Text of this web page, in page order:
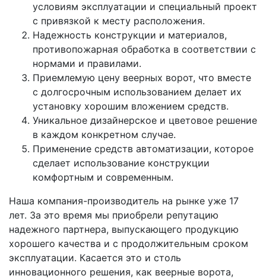
условиям эксплуатации и специальный проект
с привязкой к месту расположения.
Надежность конструкции и материалов,
противопожарная обработка в соответствии с
нормами и правилами.
Приемлемую цену веерных ворот, что вместе
с долгосрочным использованием делает их
установку хорошим вложением средств.
Уникальное дизайнерское и цветовое решение
в каждом конкретном случае.
Применение средств автоматизации, которое
сделает использование конструкции
комфортным и современным.
Наша компания-производитель на рынке уже 17
лет. За это время мы приобрели репутацию
надежного партнера, выпускающего продукцию
хорошего качества и с продолжительным сроком
эксплуатации. Касается это и столь
инновационного решения, как веерные ворота,